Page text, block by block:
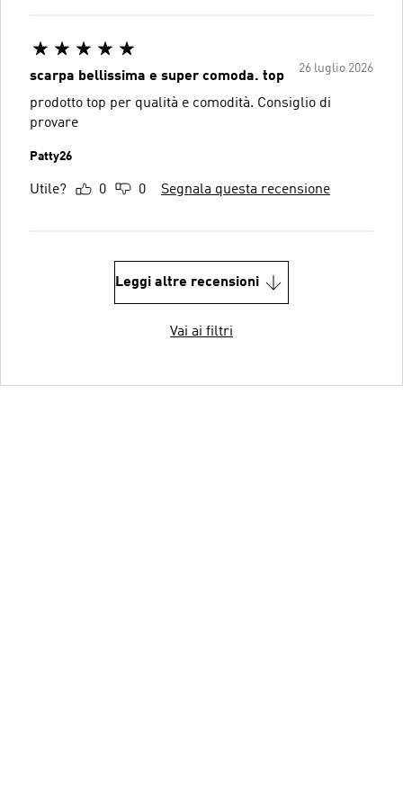
26 luglio 2026
scarpa bellissima e super comoda. top
prodotto top per qualità e comodità. Consiglio di
provare
Patty26
Utile? 0 0 Segnala questa recensione
Leggi altre recensioni
Vai ai filtri